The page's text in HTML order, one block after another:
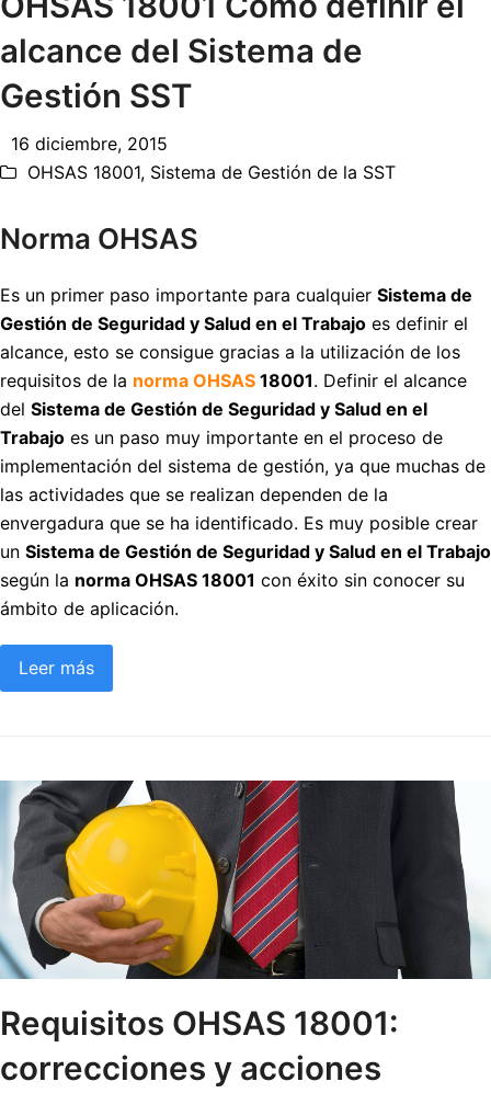
alcance del Sistema de
Gestión SST
16 diciembre, 2015
OHSAS 18001, Sistema de Gestión de la SST
Norma OHSAS
Es un primer paso importante para cualquier Sistema de
Gestión de Seguridad y Salud en el Trabajo es definir el
alcance, esto se consigue gracias a la utilización de los
requisitos de la norma OHSAS 18001. Definir el alcance
del Sistema de Gestión de Seguridad y Salud en el
Trabajo es un paso muy importante en el proceso de
implementación del sistema de gestión, ya que muchas de
las actividades que se realizan dependen de la
envergadura que se ha identificado. Es muy posible crear
un Sistema de Gestión de Seguridad y Salud en el Trabajo
según la norma OHSAS 18001 con éxito sin conocer su
ámbito de aplicación.
Leer más
Requisitos OHSAS 18001:
correcciones y acciones